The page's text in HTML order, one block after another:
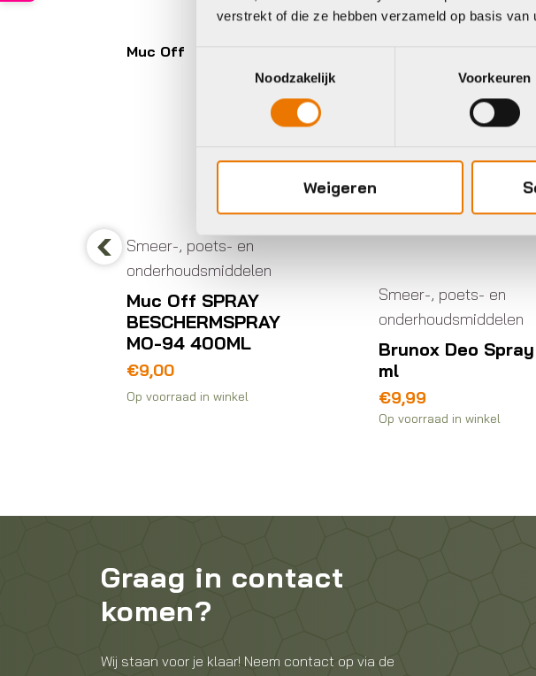
verstrekt of die ze hebben verzameld op basis van
Noodzakelijk
Voorkeuren
Weigeren
Previous
Muc Off
Smeer-, poets- en
onderhoudsmiddelen
Muc Off SPRAY
BESCHERMSPRAY
MO-94 400ML
€9,00
Op voorraad in winkel
Brunox
Smeer-, poets- en
onderhoudsmiddelen
Brunox Deo
ml
€9,99
Op voorraad in winkel
Graag in contact
komen?
Wij staan voor je klaar! Neem contact op via de